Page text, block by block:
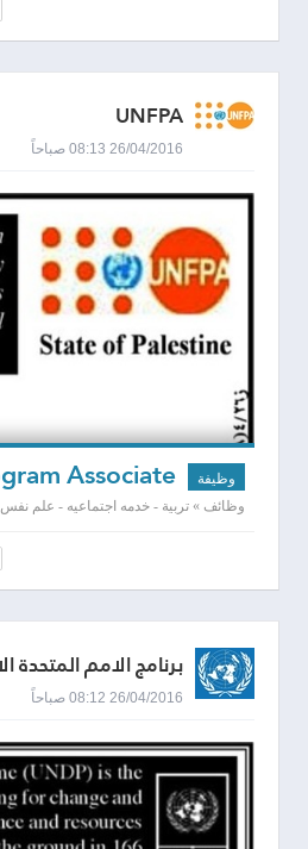
UNFPA
26/04/2016 08:13 صباحاً
وظيفة
وظائف » تربية - خدمه اجتماعيه - علم نفس
برنامج الامم
26/04/2016 08:12 صباحاً